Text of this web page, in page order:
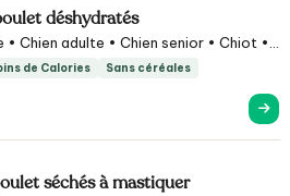
déshydratés
• Chien adulte • Chien senior • Chiot •
de Calories Sans céréales
séchés à mastiquer